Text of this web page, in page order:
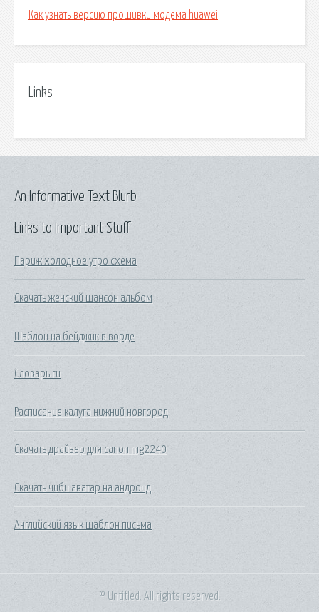
Как узнать версию прошивки модема huawei
Links
Links to Important Stuff
Париж холодное утро схема
Скачать женский шансон альбом
Шаблон на бейджик в ворде
Словарь ru
Расписание калуга нижний новгород
Скачать драйвер для canon mg2240
Скачать чиби аватар на андроид
Английский язык шаблон письма
An Informative Text Blurb
© Untitled. All rights reserved.